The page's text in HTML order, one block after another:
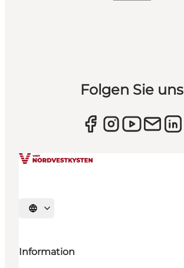
Folgen Sie uns
Sprache auswählen
Information